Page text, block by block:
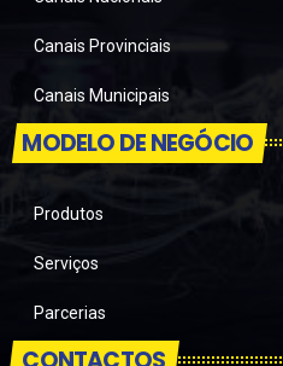
Canais Provinciais
Canais Municipais
MODELO DE NEGÓCIO
Produtos
Serviços
Parcerias